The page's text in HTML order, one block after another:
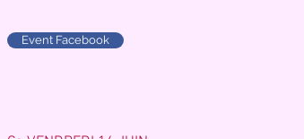
Event Facebook